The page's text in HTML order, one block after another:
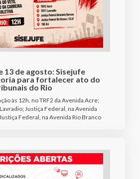
13 de agosto: Sisejufe
para fortalecer ato do
do Rio
às 12h, no TRF2 da Avenida Acre;
Justiça Federal, na Avenida
Federal, na Avenida Rio Branco